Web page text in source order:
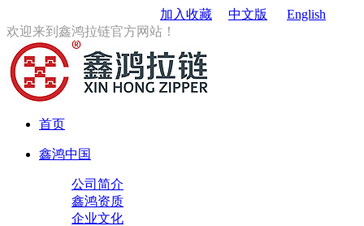
加入收藏 中文版
English
欢迎来到鑫鸿拉链官方网站！
首页
鑫鸿中国
公司简介
鑫鸿资质
企业文化